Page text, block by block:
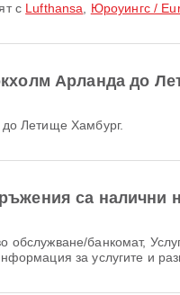
с Lufthansa Юроуингс /
Арланда до
Летище Хамбург.
са налични
за услугите и